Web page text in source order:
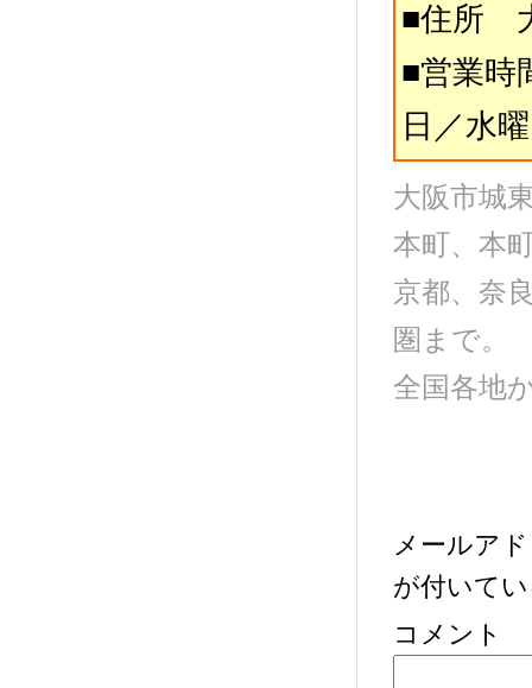
■住所
■営業時
日／水
大阪市城
本町、本
京都、奈
圏まで。
全国各地
メールア
が付いて
コメント